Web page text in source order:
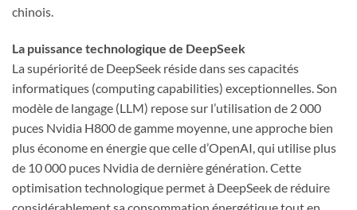
chinois.
La puissance technologique de DeepSeek
La supériorité de DeepSeek réside dans ses capacités
informatiques (computing capabilities) exceptionnelles. Son
modèle de langage (LLM) repose sur l’utilisation de 2 000
puces Nvidia H800 de gamme moyenne, une approche bien
plus économe en énergie que celle d’OpenAI, qui utilise plus
de 10 000 puces Nvidia de dernière génération. Cette
optimisation technologique permet à DeepSeek de réduire